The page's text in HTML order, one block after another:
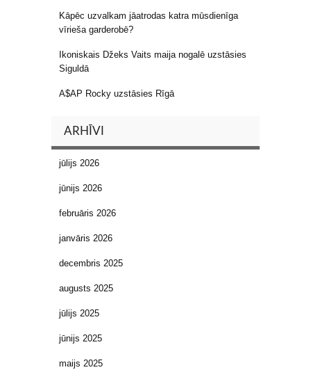
Kāpēc uzvalkam jāatrodas katra mūsdienīga
vīrieša garderobē?
Ikoniskais Džeks Vaits maija nogalē uzstāsies
Siguldā
A$AP Rocky uzstāsies Rīgā
ARHĪVI
jūlijs 2026
jūnijs 2026
februāris 2026
janvāris 2026
decembris 2025
augusts 2025
jūlijs 2025
jūnijs 2025
maijs 2025